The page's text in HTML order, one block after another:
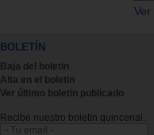
Ver
BOLETÍN
Baja del boletin
Alta en el boletin
Ver último boletin publicado
Recibe nuestro boletín quincenal.